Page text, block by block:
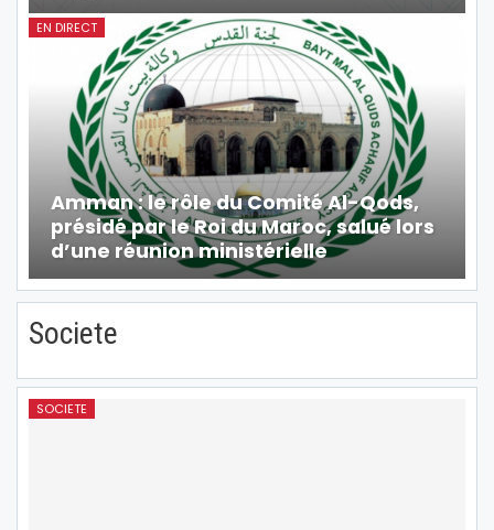
EN DIRECT
Amman : le rôle du Comité Al-Qods,
présidé par le Roi du Maroc, salué lors
d’une réunion ministérielle
Societe
SOCIETE